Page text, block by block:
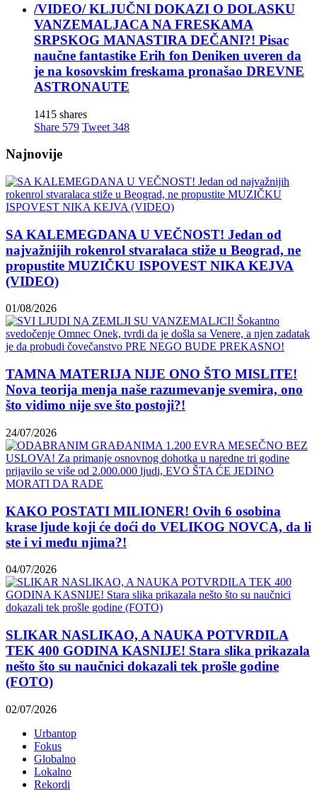
/VIDEO/ KLJUČNI DOKAZI O DOLASKU
VANZEMALJACA NA FRESKAMA
SRPSKOG MANASTIRA DEČANI?! Pisac
naučne fantastike Erih fon Deniken uveren da
je na kosovskim freskama pronašao DREVNE
ASTRONAUTE
1415 shares
Share 579 Tweet 348
Najnovije
SA KALEMEGDANA U VEČNOST! Jedan od
najvažnijih rokenrol stvaralaca stiže u Beograd, ne
propustite MUZIČKU ISPOVEST NIKA KEJVA
(VIDEO)
01/08/2026
TAMNA MATERIJA NIJE ONO ŠTO MISLITE!
Nova teorija menja naše razumevanje svemira, ono
što vidimo nije sve što postoji?!
24/07/2026
KAKO POSTATI MILIONER! Ovih 6 osobina
krase ljude koji će doći do VELIKOG NOVCA, da li
ste i vi među njima?!
04/07/2026
SLIKAR NASLIKAO, A NAUKA POTVRDILA
TEK 400 GODINA KASNIJE! Stara slika prikazala
nešto što su naučnici dokazali tek prošle godine
(FOTO)
02/07/2026
Urbantop
Fokus
Globalno
Lokalno
Rekordi